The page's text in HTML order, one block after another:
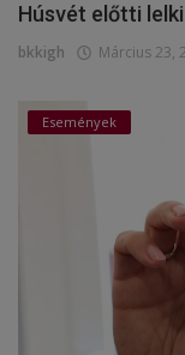
Húsvét előtti
bkkigh Március 23,
Események